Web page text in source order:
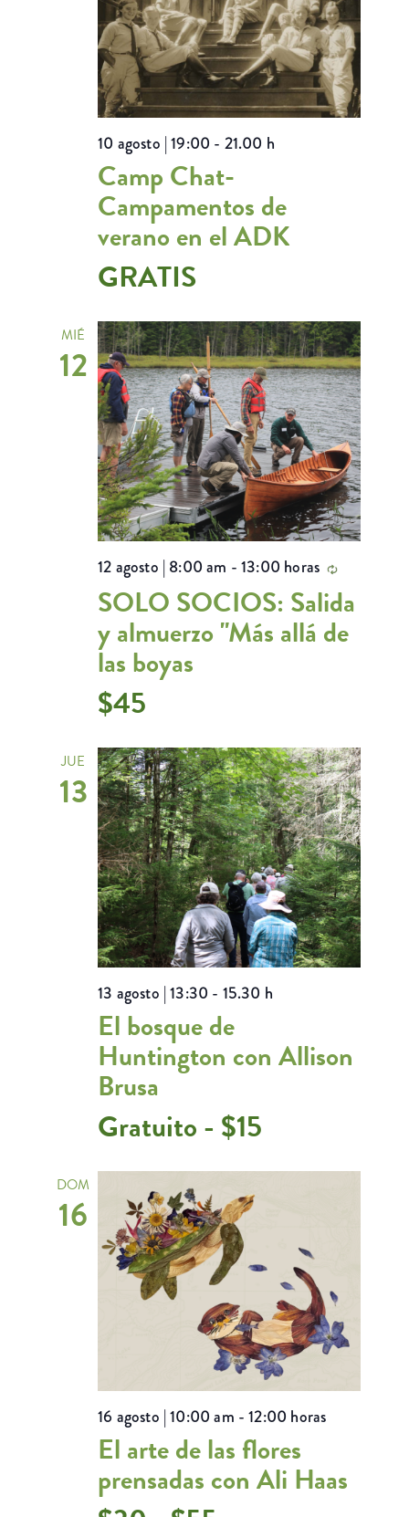
Camp Chat-
Campamentos de
verano en el ADK
10 agosto | 19:00 - 21.00 h
GRATIS
MIÉ
12
SOLO SOCIOS: Salida
y almuerzo "Más allá de
las boyas
12 agosto | 8:00 am -13:00 horas
$45
JUE
13
El bosque de
Huntington con Allison
Brusa
13 agosto | 13:30 - 15.30 h
Gratuito - $15
DOM
16
El arte de las flores
prensadas con Ali Haas
16 agosto | 10:00 am -12:00 horas